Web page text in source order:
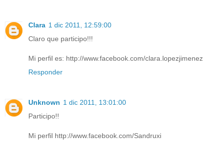
Clara 1 dic 2011, 12:59:00
Claro que participo!!!
Mi perfil es: http://www.facebook.com/clara.lopezjimenez
Responder
Unknown 1 dic 2011, 13:01:00
Participo!!
Mi perfil http://www.facebook.com/Sandruxi